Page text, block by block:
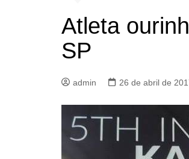
Bruno
Atleta
SP
admin 26 de abril de